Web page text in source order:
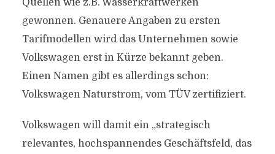
Quellen wie z.B. Wasserkraftwerken
gewonnen. Genauere Angaben zu ersten
Tarifmodellen wird das Unternehmen sowie
Volkswagen erst in Kürze bekannt geben.
Einen Namen gibt es allerdings schon:
Volkswagen Naturstrom, vom TÜV zertifiziert.
Volkswagen will damit ein „strategisch
relevantes, hochspannendes Geschäftsfeld, das